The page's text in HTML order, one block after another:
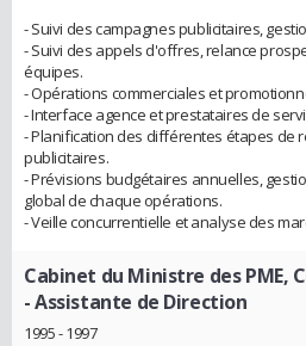
- Suivi des campagnes publicitaires,
- Suivi des appels d'offres, relance
équipes.
- Opérations commerciales et
- Interface agence et prestataires de
- Planification des différentes étapes de
publicitaires.
- Prévisions budgétaires annuelles,
global de chaque opérations.
- Veille concurrentielle et analyse des
Cabinet du Ministre des PME,
- Assistante de Direction
1995 - 1997